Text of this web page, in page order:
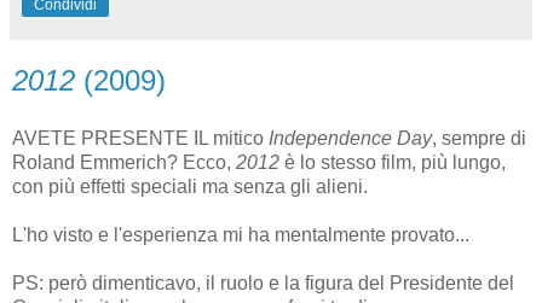
Condividi
2012 (2009)
AVETE PRESENTE IL mitico Independence Day, sempre di
Roland Emmerich? Ecco, 2012 è lo stesso film, più lungo,
con più effetti speciali ma senza gli alieni.
L'ho visto e l'esperienza mi ha mentalmente provato...
PS: però dimenticavo, il ruolo e la figura del Presidente del